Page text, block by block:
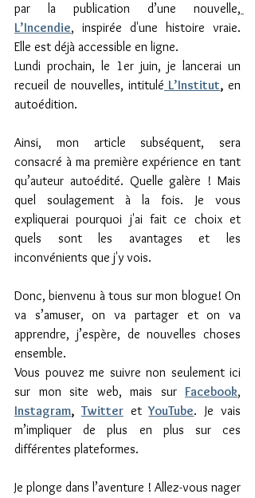
par la publication d’une nouvelle,
L’Incendie, inspirée d'une histoire vraie.
Elle est déjà accessible en ligne.
Lundi prochain, le 1er juin, je lancerai un
recueil de nouvelles, intitulé L’Institut, en
autoédition.
Ainsi, mon article subséquent, sera
consacré à ma première expérience en tant
qu’auteur autoédité. Quelle galère ! Mais
quel soulagement à la fois. Je vous
expliquerai pourquoi j'ai fait ce choix et
quels sont les avantages et les
inconvénients que j'y vois.
Donc, bienvenu à tous sur mon blogue! On
va s’amuser, on va partager et on va
apprendre, j’espère, de nouvelles choses
ensemble.
Vous pouvez me suivre non seulement ici
sur mon site web, mais sur Facebook
Instagram, Twitter et YouTube. Je vais
m’impliquer de plus en plus sur ces
différentes plateformes.
Je plonge dans l’aventure ! Allez-vous nager